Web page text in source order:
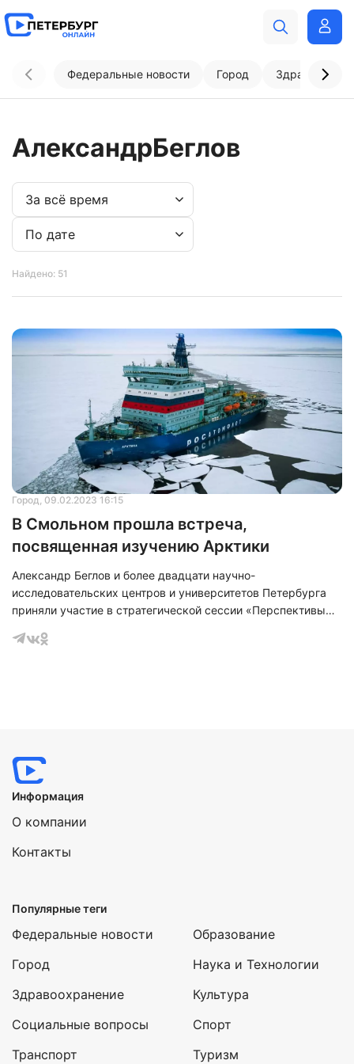
Федеральные новости Город
АлександрБеглов
Найдено: 51
Город, 09.02.2023 16:15
В Смольном прошла встреча,
посвященная изучению Арктики
Александр Беглов и более двадцати научно-
исследовательских центров и университетов Петербурга
приняли участие в стратегической сессии «Перспективы
сфере изучения Арктики» которая состоялась в Смольном.
Информация
О компании
Контакты
Популярные теги
Федеральные новости
Город
Здравоохранение
Социальные вопросы
Транспорт
Образование
Наука и Технологии
Культура
Спорт
Туризм